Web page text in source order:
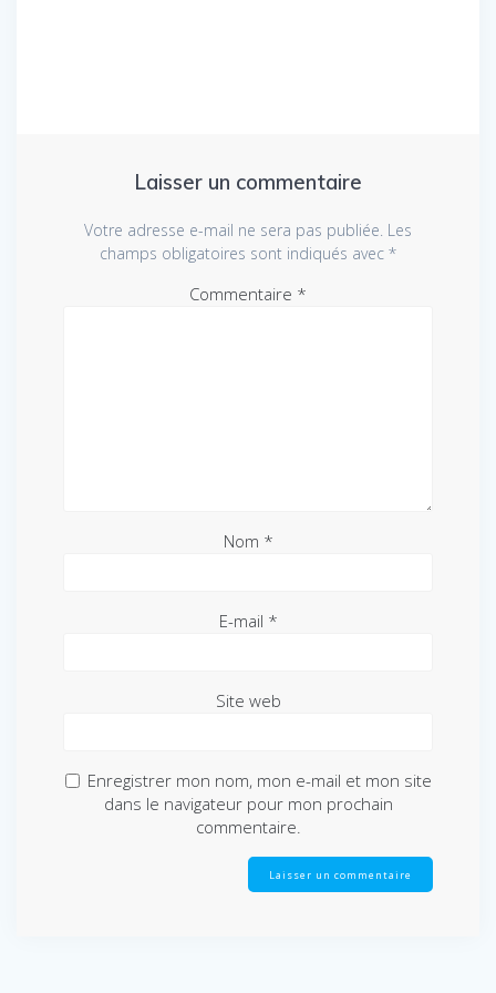
Laisser un commentaire
Votre adresse e-mail ne sera pas publiée. Les
champs obligatoires sont indiqués avec *
Commentaire *
Nom *
E-mail *
Site web
Enregistrer mon nom, mon e-mail et mon site
dans le navigateur pour mon prochain
commentaire.